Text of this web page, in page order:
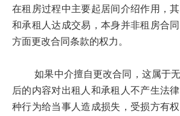
在租房过程中主要起居间介绍作用，
和承租人达成交易，本身并非租房合
方面更改合同条款的权力。
如果中介擅自更改合同，这属于无
后的内容对出租人和承租人不产生法
种行为给当事人造成损失，受损方有